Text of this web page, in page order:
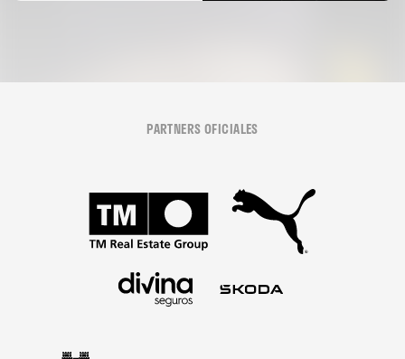
PARTNERS OFICIALES